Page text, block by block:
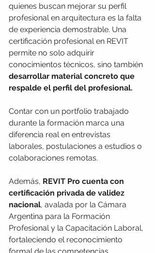
quienes buscan mejorar su perfil
profesional en arquitectura es la falta
de experiencia demostrable. Una
certificación profesional en REVIT
permite no solo adquirir
conocimientos técnicos, sino también
desarrollar material concreto que
respalde el perfil del profesional.
Contar con un portfolio trabajado
durante la formación marca una
diferencia real en entrevistas
laborales, postulaciones a estudios o
colaboraciones remotas.
Además, REVIT Pro cuenta con
certificación privada de validez
nacional, avalada por la Cámara
Argentina para la Formación
Profesional y la Capacitación Laboral,
fortaleciendo el reconocimiento